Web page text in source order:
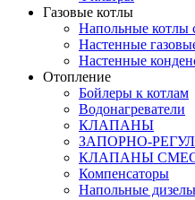
Газовые котлы
Напольные котлы
Настенные
Настенные
Отопление
Бойлеры к котлам
Водонагреватели
КЛАПАНЫ
ЗАПОРНО-
КЛАПАНЫ
Компенсаторы
Напольные